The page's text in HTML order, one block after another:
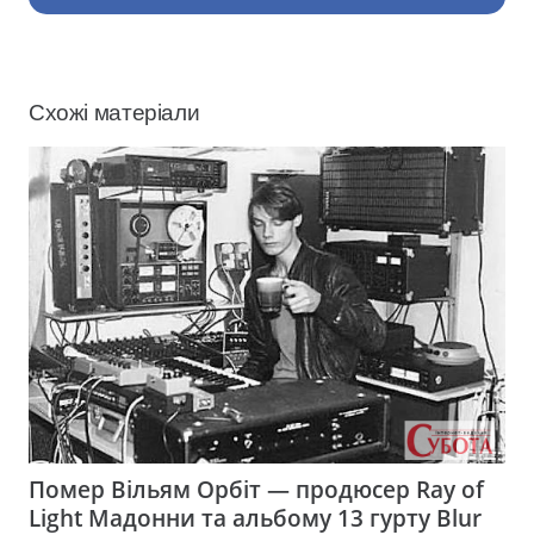
Схожі матеріали
Помер Вільям Орбіт — продюсер Ray of
Light Мадонни та альбому 13 гурту Blur